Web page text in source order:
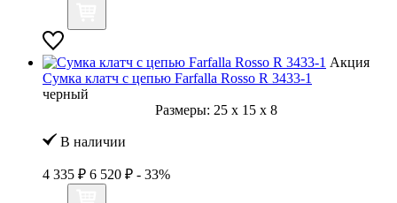
Акция
Сумка клатч с цепью Farfalla Rosso R 3433-1
черный
Размеры: 25 x 15 x 8
В наличии
4 335 ₽ 6 520 ₽ - 33%